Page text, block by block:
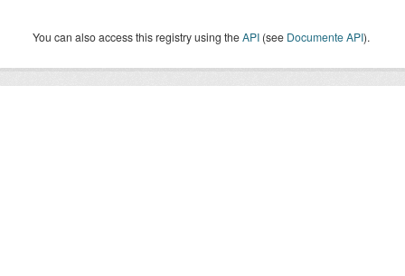
You can also access this registry using theAPI (see Documente API).